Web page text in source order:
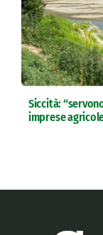
Siccità:
imprese